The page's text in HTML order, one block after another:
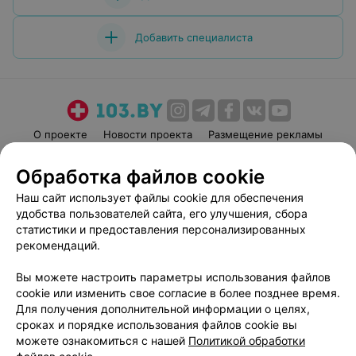
Добавить специалиста
О проекте Новости проекта
Размещение рекламы
Пользовательское соглашение
Способы оплаты
Вакансии
Партнеры
Написать руководителю 103.by
Обработка персональных данных
Обработка файлов cookie
Наш сайт использует файлы cookie для обеспечения
удобства пользователей сайта, его улучшения, сбора
статистики и предоставления персонализированных
рекомендаций.
Вы можете настроить параметры использования файлов
cookie или изменить свое согласие в более позднее время.
Для получения дополнительной информации о целях,
сроках и порядке использования файлов cookie вы
можете ознакомиться с нашей Политикой обработки